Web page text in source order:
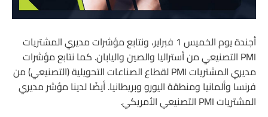
أجندة يوم الخميس 1 فبراير، ونتابع مؤشرات مديري المشتريات
PMI التصنيعي من أستراليا والصين واليابان. كما نتابع مؤشرات
مديري المشتريات PMI لقطاع الصناعات التحويلية (التصنيعي) من
فرنسا وألمانيا ومنطقة اليورو وبريطانيا. أيضًا لدينا مؤشر مديري
المشتريات PMI التصنيعي الأمريكي.